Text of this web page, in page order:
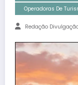
Operadoras De
Redação